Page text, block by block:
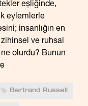
eşliğinde,
eylemlerle
insanlığın en
ve ruhsal
olurdu? Bunun
Bertrand Russell